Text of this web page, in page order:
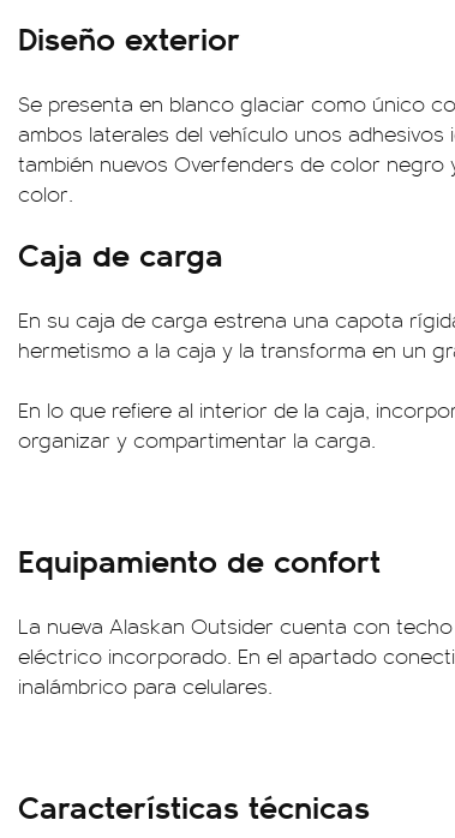
Diseño exterior
Se presenta en blanco glaciar como único
ambos laterales del vehículo unos
también nuevos Overfenders de color negro
color.
Caja de carga
En su caja de carga estrena una capota
hermetismo a la caja y la transforma en un
En lo que refiere al interior de la caja,
organizar y compartimentar la carga.
Equipamiento de confort
La nueva Alaskan Outsider cuenta con
eléctrico incorporado. En el apartado
inalámbrico para celulares.
Características técnicas